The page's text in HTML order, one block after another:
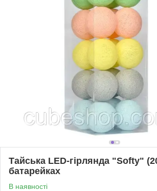
Тайська LED-гірлянда "Softy"
батарейках
В наявності